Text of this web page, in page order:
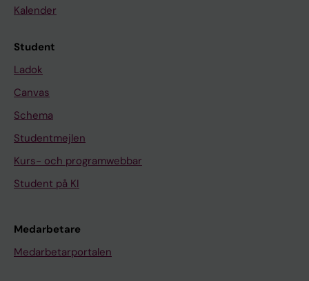
Kalender
Student
Ladok
Canvas
Schema
Studentmejlen
Kurs- och programwebbar
Student på KI
Medarbetare
Medarbetarportalen